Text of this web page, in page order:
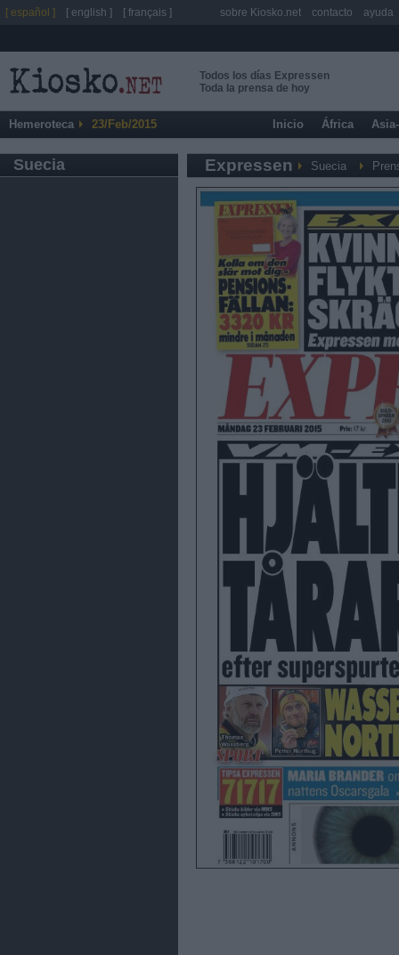
Todos los días Expressen
Toda la prensa de hoy
Hemeroteca 23/Feb/2015 Inicio África
Suecia Expressen Suecia
[ español ] [ english ] [ français ] sobre Kiosko.net contacto ayuda